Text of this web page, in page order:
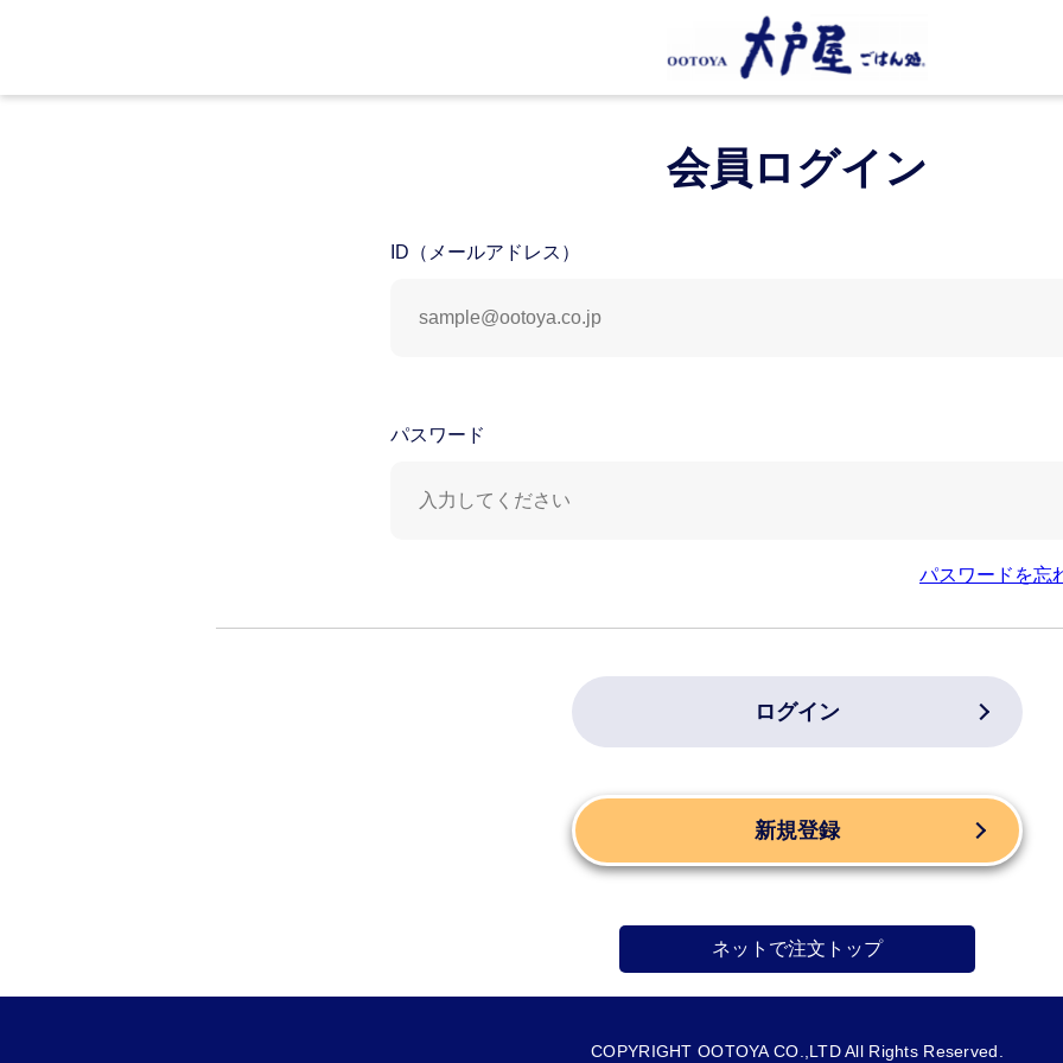
会員ログイン
ID（メールアドレス）
パスワード
パスワードを忘
ログイン
新規登録
ネットで注文トップ
COPYRIGHT OOTOYA CO.,LTD All Rights Reserved.